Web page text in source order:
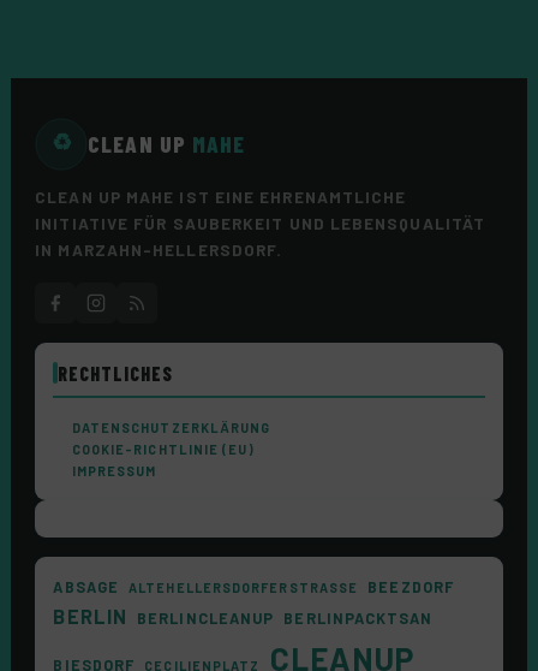
♻ CLEAN UP MAHE
CLEAN UP MAHE IST EINE EHRENAMTLICHE
INITIATIVE FÜR SAUBERKEIT UND LEBENSQUALITÄT
IN MARZAHN-HELLERSDORF.
RECHTLICHES
DATENSCHUTZERKLÄRUNG
COOKIE-RICHTLINIE (EU)
IMPRESSUM
ABSAGE ALTEHELLERSDORFERSTRASSE BEEZDORF
BERLIN BERLINCLEANUP BERLINPACKTSAN
BIESDORF CECILIENPLATZ CLEANUP